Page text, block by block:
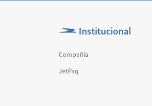
Institucional
Compañía
JetPaq